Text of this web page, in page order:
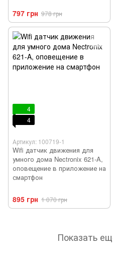
797 грн 978 грн
4
4
Артикул: 100719-1
Wifi датчик движения для
умного дома Nectronix 621-A,
оповещение в приложение на
смартфон
895 грн 1 070 грн
Показать